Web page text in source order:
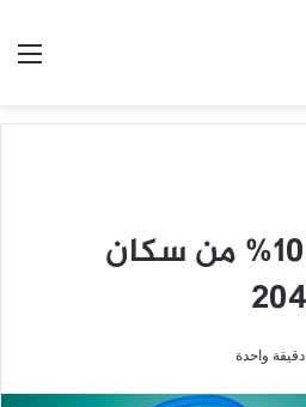
السكري يصيب 10% من سكان
دقيقة واحدة